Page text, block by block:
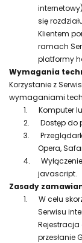
się
Klientem
ramach
platformy
Wymagania
Korzystanie z
wymaganiami
1.
Komputer
2.
Dostęp do
3.
Opera,
4.
javascript.
Zasady
1.
W celu
Serwisu
Rejestracja
przesłanie